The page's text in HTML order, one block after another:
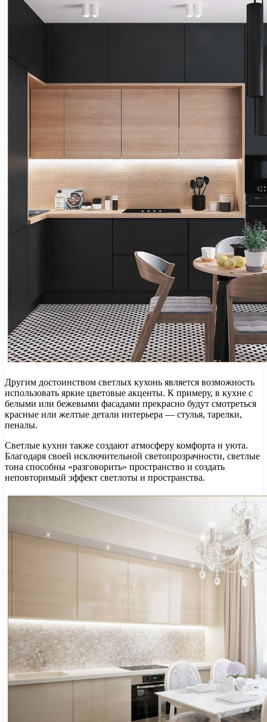
Другим достоинством светлых кухонь является возможность
использовать яркие цветовые акценты. К примеру, в кухне с
белыми или бежевыми фасадами прекрасно будут смотреться
красные или желтые детали интерьера — стулья, тарелки,
пеналы.
Светлые кухни также создают атмосферу комфорта и уюта.
Благодаря своей исключительной светопрозрачности, светлые
тона способны «разговорить» пространство и создать
неповторимый эффект светлоты и пространства.